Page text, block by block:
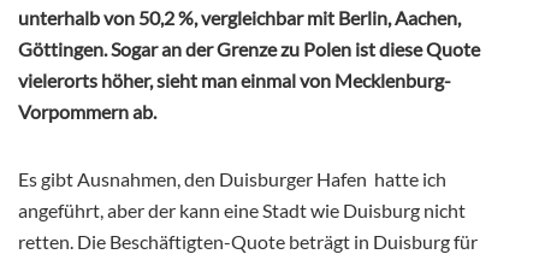
unterhalb von 50,2 %, vergleichbar mit Berlin, Aachen,
Göttingen. Sogar an der Grenze zu Polen ist diese Quote
vielerorts höher, sieht man einmal von Mecklenburg-
Vorpommern ab.
Es gibt Ausnahmen, den Duisburger Hafen hatte ich
angeführt, aber der kann eine Stadt wie Duisburg nicht
retten. Die Beschäftigten-Quote beträgt in Duisburg für